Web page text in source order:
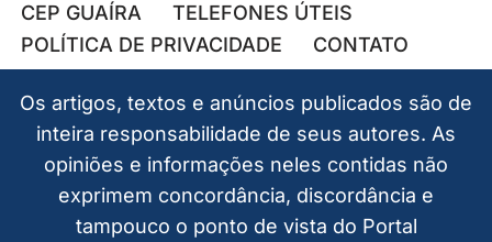
CEP GUAÍRA
TELEFONES ÚTEIS
POLÍTICA DE PRIVACIDADE
CONTATO
Os artigos, textos e anúncios publicados são de
inteira responsabilidade de seus autores. As
opiniões e informações neles contidas não
exprimem concordância, discordância e
tampouco o ponto de vista do Portal